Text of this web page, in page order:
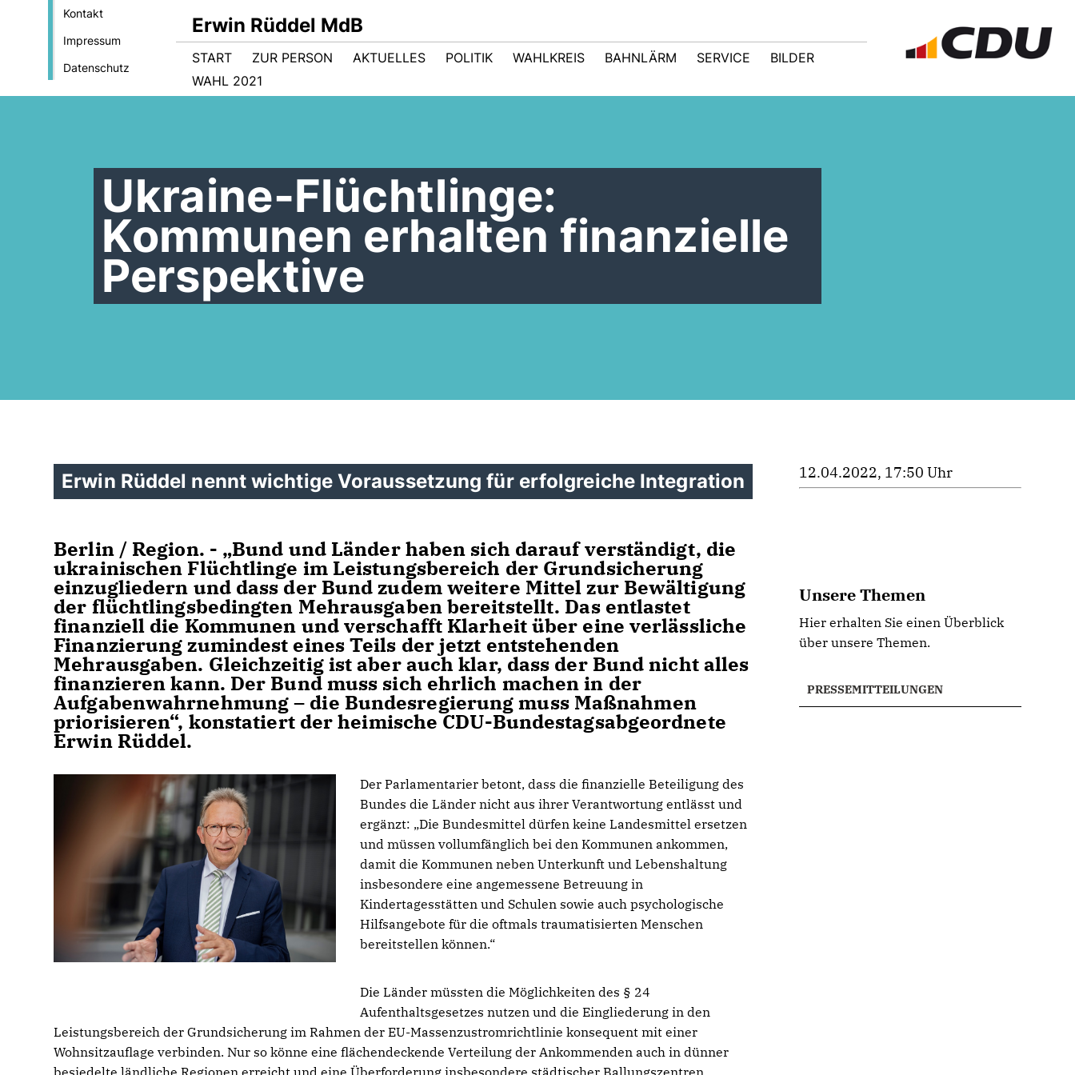
Kontakt
Impressum
Datenschutz
Erwin Rüddel MdB
START ZUR PERSON AKTUELLES POLITIK WAHLKREIS BAHNLÄRM SERVICE
BILDER
WAHL 2021
Ukraine-Flüchtlinge:
Kommunen erhalten finanzielle
Perspektive
Erwin Rüddel nennt wichtige Voraussetzung für erfolgreiche Integration
Berlin / Region. - „Bund und Länder haben sich darauf verständigt, die
ukrainischen Flüchtlinge im Leistungsbereich der Grundsicherung
einzugliedern und dass der Bund zudem weitere Mittel zur Bewältigung
der flüchtlingsbedingten Mehrausgaben bereitstellt. Das entlastet
finanziell die Kommunen und verschafft Klarheit über eine verlässliche
Finanzierung zumindest eines Teils der jetzt entstehenden
Mehrausgaben. Gleichzeitig ist aber auch klar, dass der Bund nicht alles
finanzieren kann. Der Bund muss sich ehrlich machen in der
Aufgabenwahrnehmung – die Bundesregierung muss Maßnahmen
priorisieren“, konstatiert der heimische CDU-Bundestagsabgeordnete
Erwin Rüddel.
Der Parlamentarier betont, dass die finanzielle Beteiligung des
Bundes die Länder nicht aus ihrer Verantwortung entlässt und
ergänzt: „Die Bundesmittel dürfen keine Landesmittel ersetzen
und müssen vollumfänglich bei den Kommunen ankommen,
damit die Kommunen neben Unterkunft und Lebenshaltung
insbesondere eine angemessene Betreuung in
Kindertagesstätten und Schulen sowie auch psychologische
Hilfsangebote für die oftmals traumatisierten Menschen
bereitstellen können.“
Die Länder müssten die Möglichkeiten des § 24
Aufenthaltsgesetzes nutzen und die Eingliederung in den
Leistungsbereich der Grundsicherung im Rahmen der EU-Massenzustromrichtlinie konsequent mit einer
Wohnsitzauflage verbinden. Nur so könne eine flächendeckende Verteilung der Ankommenden auch in dünner
besiedelte ländliche Regionen erreicht und eine Überforderung insbesondere städtischer Ballungszentren
12.04.2022, 17:50 Uhr
Unsere Themen
Hier erhalten Sie einen Überblick
über unsere Themen.
PRESSEMITTEILUNGEN